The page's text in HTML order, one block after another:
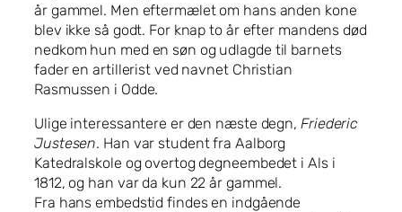
år gammel. Men eftermælet om hans anden kone
blev ikke så godt. For knap to år efter mandens død
nedkom hun med en søn og udlagde til barnets
fader en artillerist ved navnet Christian
Rasmussen i Odde.
Ulige interessantere er den næste degn, Friederic
Justesen. Han var student fra Aalborg
Katedralskole og overtog degneembedet i Als i
1812, og han var da kun 22 år gammel.
Fra hans embedstid findes en indgående